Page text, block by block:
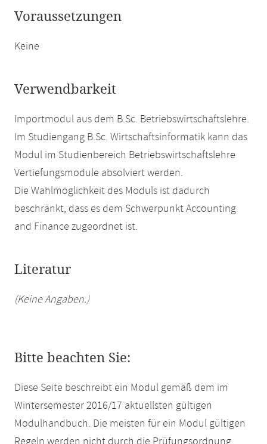
Voraussetzungen
Keine
Verwendbarkeit
Importmodul aus dem B.Sc. Betriebswirtschaftslehre.
Im Studiengang B.Sc. Wirtschaftsinformatik kann das
Modul im Studienbereich Betriebswirtschaftslehre
Vertiefungsmodule absolviert werden.
Die Wahlmöglichkeit des Moduls ist dadurch
beschränkt, dass es dem Schwerpunkt Accounting
and Finance zugeordnet ist.
Literatur
(Keine Angaben.)
Bitte beachten Sie:
Diese Seite beschreibt ein Modul gemäß dem im
Wintersemester 2016/17 aktuellsten gültigen
Modulhandbuch. Die meisten für ein Modul gültigen